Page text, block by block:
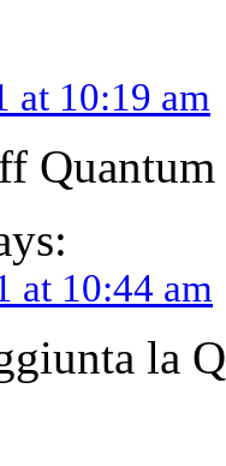
at 10:19 am
Quantum
at 10:44 am
la